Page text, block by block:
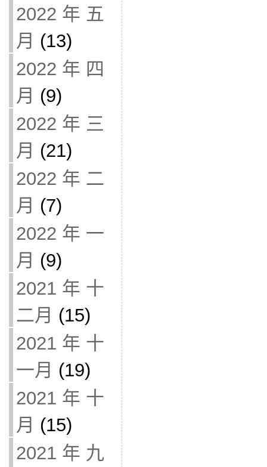
2022 年 五
月 (13)
2022 年 四
月 (9)
2022 年 三
月 (21)
2022 年 二
月 (7)
2022 年 一
月 (9)
2021 年 十
二月 (15)
2021 年 十
一月 (19)
2021 年 十
月 (15)
2021 年 九